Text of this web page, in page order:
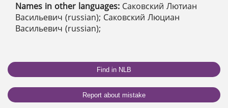
Names in other languages: Саковский Лютиан
Васильевич (russian); Саковский Люциан
Васильевич (russian);
Find in NLB
Report about mistake